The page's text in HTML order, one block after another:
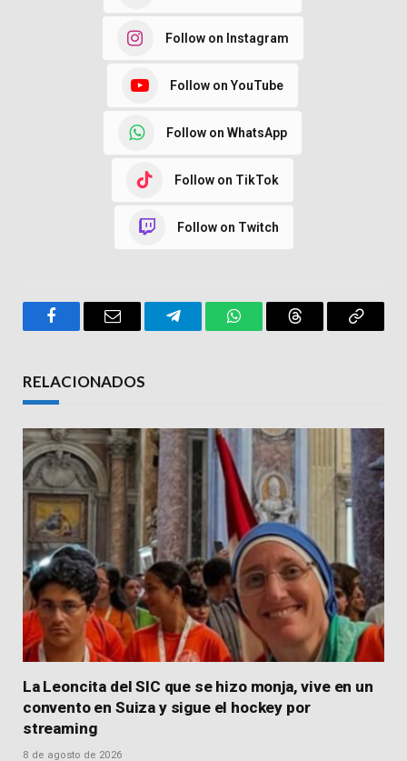
Follow on Instagram
Follow on YouTube
Follow on WhatsApp
Follow on TikTok
Follow on Twitch
FacebookEmail TelegramWhatsAppThreads Copy
RELACIONADOS
La Leoncita del SIC que se hizo monja, vive en un
convento en Suiza y sigue el hockey por
streaming
8 de agosto de 2026